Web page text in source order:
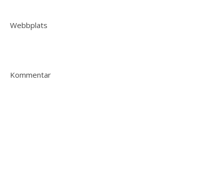
Webbplats
Kommentar